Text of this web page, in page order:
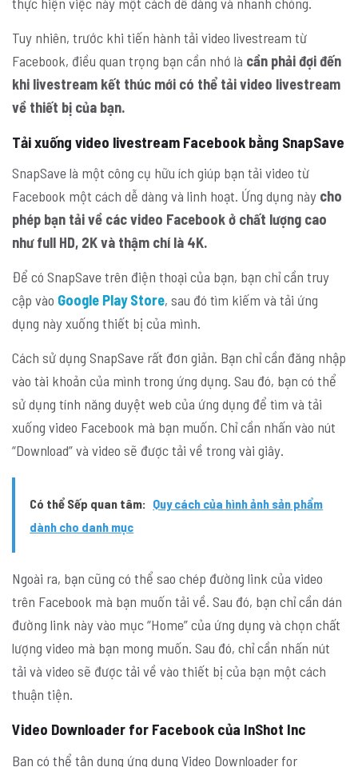
Tuy nhiên, trước khi tiến hành tải video livestream từ
Facebook, điều quan trọng bạn cần nhớ là cần phải đợi đến
khi livestream kết thúc mới có thể tải video livestream
về thiết bị của bạn.
Tải xuống video livestream Facebook bằng SnapSave
SnapSave là một công cụ hữu ích giúp bạn tải video từ
Facebook một cách dễ dàng và linh hoạt. Ứng dụng này cho
phép bạn tải về các video Facebook ở chất lượng cao
như full HD, 2K và thậm chí là 4K.
Để có SnapSave trên điện thoại của bạn, bạn chỉ cần truy
cập vào Google Play Store, sau đó tìm kiếm và tải ứng
dụng này xuống thiết bị của mình.
Cách sử dụng SnapSave rất đơn giản. Bạn chỉ cần đăng nhập
vào tài khoản của mình trong ứng dụng. Sau đó, bạn có thể
sử dụng tính năng duyệt web của ứng dụng để tìm và tải
xuống video Facebook mà bạn muốn. Chỉ cần nhấn vào nút
“Download” và video sẽ được tải về trong vài giây.
Có thể Sếp quan tâm: Quy cách của hình ảnh sản phẩm
dành cho danh mục
Ngoài ra, bạn cũng có thể sao chép đường link của video
trên Facebook mà bạn muốn tải về. Sau đó, bạn chỉ cần dán
đường link này vào mục “Home” của ứng dụng và chọn chất
lượng video mà bạn mong muốn. Sau đó, chỉ cần nhấn nút
tải và video sẽ được tải về vào thiết bị của bạn một cách
thuận tiện.
Video Downloader for Facebook của InShot Inc
Bạn có thể tận dụng ứng dụng Video Downloader for